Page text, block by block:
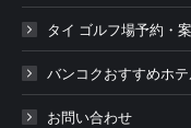
タイ ゴルフ場予約・
バンコクおすすめホ
お問い合わせ